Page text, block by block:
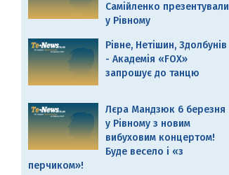
Самійленко презентували
у Рівному
Рівне, Нетішин, Здолбунів
- Академія «FOX»
запрошує до танцю
Лєра Мандзюк 6 березня
у Рівному з новим
вибуховим концертом!
Буде весело і «з
перчиком»!